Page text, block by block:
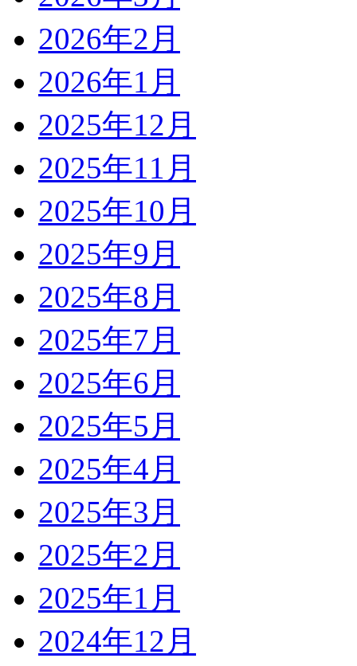
2026年2月
2026年1月
2025年12月
2025年11月
2025年10月
2025年9月
2025年8月
2025年7月
2025年6月
2025年5月
2025年4月
2025年3月
2025年2月
2025年1月
2024年12月